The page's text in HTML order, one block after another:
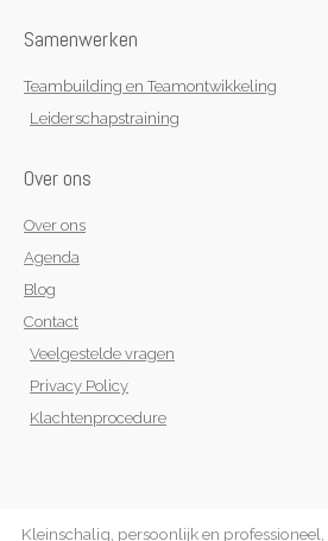
Samenwerken
Teambuilding en Teamontwikkeling
Leiderschapstraining
Over ons
Over ons
Agenda
Blog
Contact
Veelgestelde vragen
Privacy Policy
Klachtenprocedure
Kleinschalig, persoonlijk en